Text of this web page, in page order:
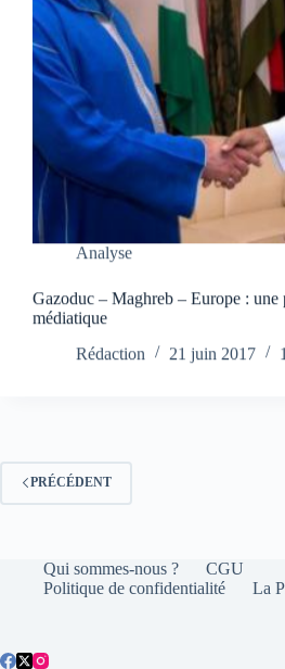
Analyse
Gazoduc – Maghreb – Europe : une
médiatique
Rédaction
21 juin 2017
PRÉCÉDENT
Qui sommes-nous ?
CGU
Politique de confidentialité
La